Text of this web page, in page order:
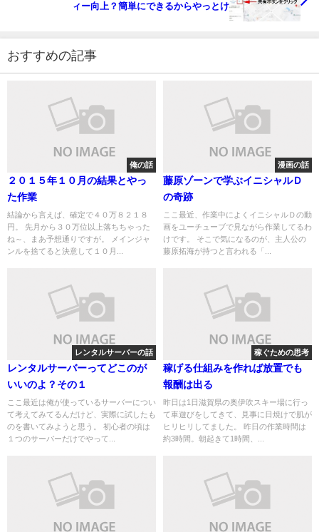
ィー向上？簡単にできるからやっとけ
おすすめの記事
俺の話
２０１５年１０月の結果とやっ
た作業
結論から言えば、確定で４０万８２１８
円。 先月から３０万位以上落ちちゃった
ね～、まあ予想通りですが。 メインジャ
ンルを捨てると決意して１０月...
漫画の話
藤原ゾーンで学ぶイニシャルＤ
の奇跡
ここ最近、作業中によくイニシャルＤの動
画をユーチューブで見ながら作業してるわ
けです。 そこで気になるのが、主人公の
藤原拓海が持つと言われる「...
レンタルサーバーの話
レンタルサーバーってどこのが
いいのよ？その１
ここ最近は俺が使っているサーバーについ
て考えてみてるんだけど、実際に試したも
のを書いてみようと思う。 初心者の頃は
１つのサーバーだけでやって...
稼ぐための思考
稼げる仕組みを作れば放置でも
報酬は出る
昨日は1日滋賀県の奥伊吹スキー場に行っ
て車遊びをしてきて、見事に日焼けで肌が
ヒリヒリしてました。 昨日の作業時間は
約3時間。朝起きて1時間、...